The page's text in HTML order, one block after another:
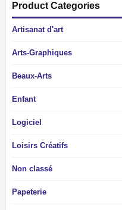
Product Categories
Artisanat d'art
Arts-Graphiques
Beaux-Arts
Enfant
Logiciel
Loisirs Créatifs
Non classé
Papeterie